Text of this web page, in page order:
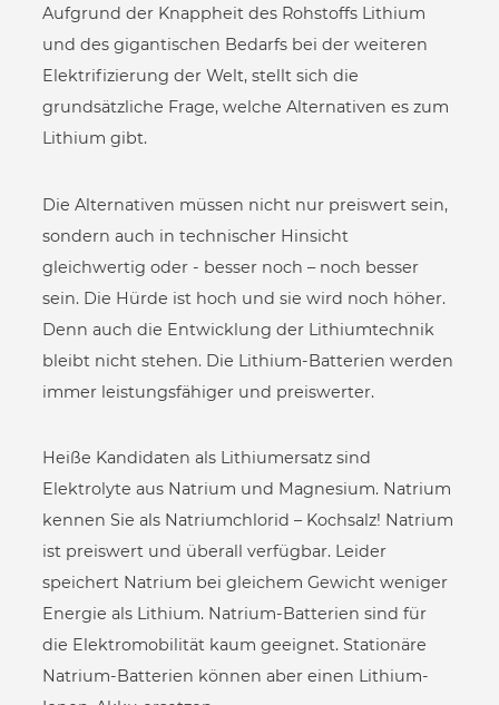
Aufgrund der Knappheit des Rohstoffs Lithium
und des gigantischen Bedarfs bei der weiteren
Elektrifizierung der Welt, stellt sich die
grundsätzliche Frage, welche Alternativen es zum
Lithium gibt.
Die Alternativen müssen nicht nur preiswert sein,
sondern auch in technischer Hinsicht
gleichwertig oder - besser noch – noch besser
sein. Die Hürde ist hoch und sie wird noch höher.
Denn auch die Entwicklung der Lithiumtechnik
bleibt nicht stehen. Die Lithium-Batterien werden
immer leistungsfähiger und preiswerter.
Heiße Kandidaten als Lithiumersatz sind
Elektrolyte aus Natrium und Magnesium. Natrium
kennen Sie als Natriumchlorid – Kochsalz! Natrium
ist preiswert und überall verfügbar. Leider
speichert Natrium bei gleichem Gewicht weniger
Energie als Lithium. Natrium-Batterien sind für
die Elektromobilität kaum geeignet. Stationäre
Natrium-Batterien können aber einen Lithium-